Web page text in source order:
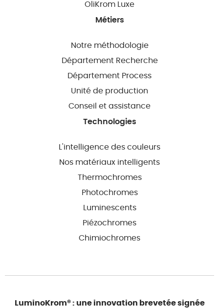
OliKrom Luxe
Métiers
Notre méthodologie
Département Recherche
Département Process
Unité de production
Conseil et assistance
Technologies
L'intelligence des couleurs
Nos matériaux intelligents
Thermochromes
Photochromes
Luminescents
Piézochromes
Chimiochromes
LuminoKrom® : une innovation brevetée signée